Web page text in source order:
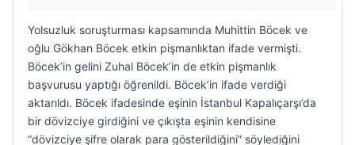
Yolsuzluk soruşturması kapsamında Muhittin Böcek ve
oğlu Gökhan Böcek etkin pişmanlıktan ifade vermişti.
Böcek’in gelini Zuhal Böcek’in de etkin pişmanlık
başvurusu yaptığı öğrenildi. Böcek’in ifade verdiği
aktarıldı. Böcek ifadesinde eşinin İstanbul Kapalıçarşı’da
bir dövizciye girdiğini ve çıkışta eşinin kendisine
“dövizciye şifre olarak para gösterildiğini” söylediğini